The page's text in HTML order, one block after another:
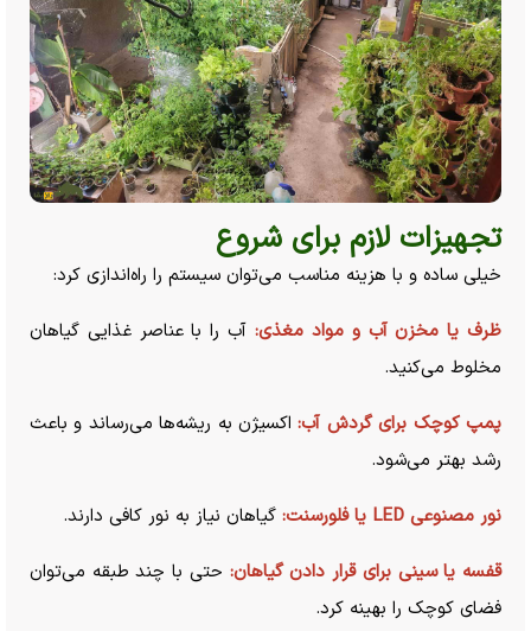
تجهیزات لازم برای شروع
خیلی ساده و با هزینه مناسب می‌توان سیستم را راه‌اندازی کرد:
ظرف یا مخزن آب و مواد مغذی: آب را با عناصر غذایی گیاهان
مخلوط می‌کنید.
پمپ کوچک برای گردش آب: اکسیژن به ریشه‌ها می‌رساند و باعث
رشد بهتر می‌شود.
نور مصنوعی LED یا فلورسنت: گیاهان نیاز به نور کافی دارند.
قفسه یا سینی برای قرار دادن گیاهان: حتی با چند طبقه می‌توان
فضای کوچک را بهینه کرد.